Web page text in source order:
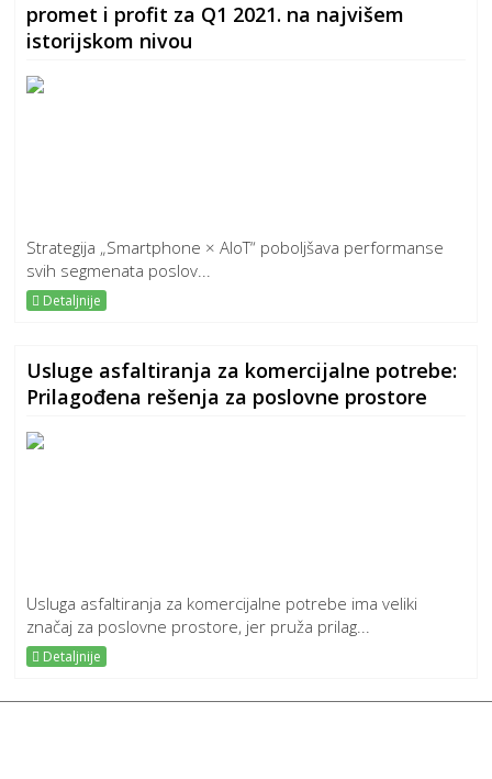
promet i profit za Q1 2021. na najvišem
istorijskom nivou
Strategija „Smartphone × AIoT“ poboljšava performanse
svih segmenata poslov...
Detaljnije
Usluge asfaltiranja za komercijalne potrebe:
Prilagođena rešenja za poslovne prostore
Usluga asfaltiranja za komercijalne potrebe ima veliki
značaj za poslovne prostore, jer pruža prilag...
Detaljnije